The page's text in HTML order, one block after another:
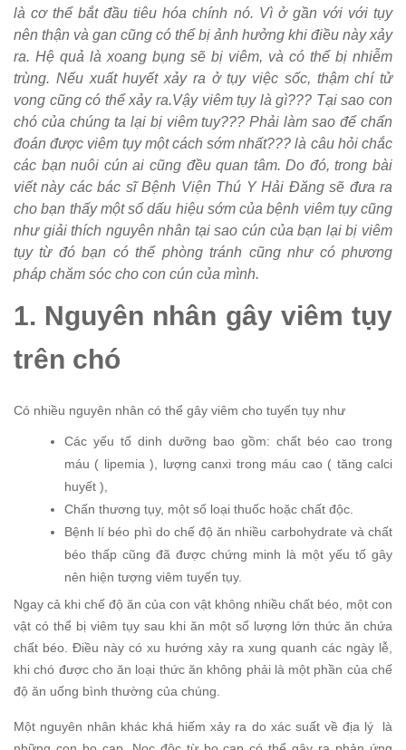
là cơ thể bắt đầu tiêu hóa chính nó. Vì ở gần với với tụy
nên thận và gan cũng có thể bị ảnh hưởng khi điều này xảy
ra. Hệ quả là xoang bụng sẽ bị viêm, và có thể bị nhiễm
trùng. Nếu xuất huyết xảy ra ở tụy việc sốc, thậm chí tử
vong cũng có thể xảy ra.Vậy viêm tụy là gì??? Tại sao con
chó của chúng ta lại bị viêm tuy??? Phải làm sao để chẩn
đoán được viêm tụy một cách sớm nhất??? là câu hỏi chắc
các bạn nuôi cún ai cũng đều quan tâm. Do đó, trong bài
viết này các bác sĩ Bệnh Viện Thú Y Hải Đăng sẽ đưa ra
cho bạn thấy một số dấu hiệu sớm của bệnh viêm tụy cũng
như giải thích nguyên nhân tại sao cún của bạn lại bị viêm
tụy từ đó bạn có thể phòng tránh cũng như có phương
pháp chăm sóc cho con cún của mình.
1. Nguyên nhân gây viêm tụy
trên chó
Có nhiều nguyên nhân có thể gây viêm cho tuyến tụy như
Các yếu tố dinh dưỡng bao gồm: chất béo cao trong
máu ( lipemia ), lượng canxi trong máu cao ( tăng calci
huyết ),
Chấn thương tụy, một số loại thuốc hoặc chất độc.
Bệnh lí béo phì do chế độ ăn nhiều carbohydrate và chất
béo thấp cũng đã được chứng minh là một yếu tố gây
nên hiện tượng viêm tuyến tụy.
Ngay cả khi chế độ ăn của con vật không nhiều chất béo, một con
vật có thể bị viêm tụy sau khi ăn một số lượng lớn thức ăn chứa
chất béo. Điều này có xu hướng xảy ra xung quanh các ngày lễ,
khi chó được cho ăn loại thức ăn không phải là một phần của chế
độ ăn uống bình thường của chúng.
Một nguyên nhân khác khá hiếm xảy ra do xác suất về địa lý là